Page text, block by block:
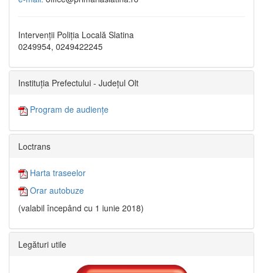
Intervenții Poliția Locală Slatina
0249954, 0249422245
Instituția Prefectului - Județul Olt
Program de audiențe
Loctrans
Harta traseelor
Orar autobuze
(valabil începând cu 1 iunie 2018)
Legături utile